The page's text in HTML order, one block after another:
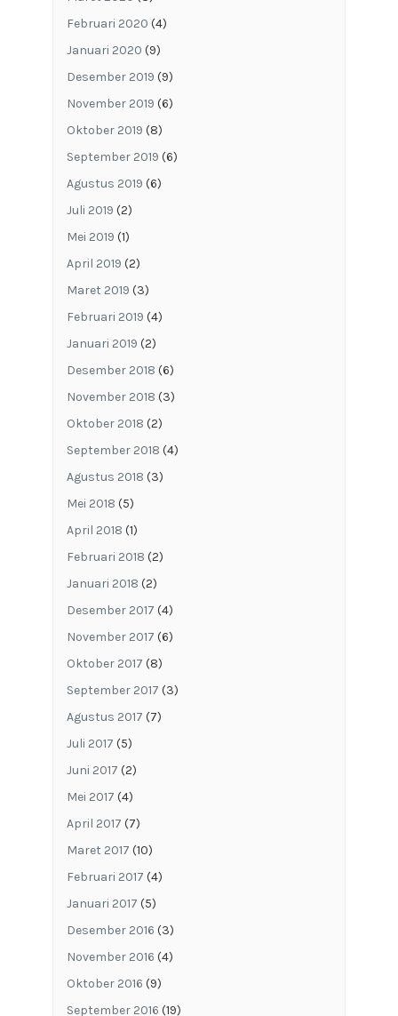
Februari 2020 (4)
Januari 2020 (9)
Desember 2019 (9)
November 2019 (6)
Oktober 2019 (8)
September 2019 (6)
Agustus 2019 (6)
Juli 2019 (2)
Mei 2019 (1)
April 2019 (2)
Maret 2019 (3)
Februari 2019 (4)
Januari 2019 (2)
Desember 2018 (6)
November 2018 (3)
Oktober 2018 (2)
September 2018 (4)
Agustus 2018 (3)
Mei 2018 (5)
April 2018 (1)
Februari 2018 (2)
Januari 2018 (2)
Desember 2017 (4)
November 2017 (6)
Oktober 2017 (8)
September 2017 (3)
Agustus 2017 (7)
Juli 2017 (5)
Juni 2017 (2)
Mei 2017 (4)
April 2017 (7)
Maret 2017 (10)
Februari 2017 (4)
Januari 2017 (5)
Desember 2016 (3)
November 2016 (4)
Oktober 2016 (9)
September 2016 (19)